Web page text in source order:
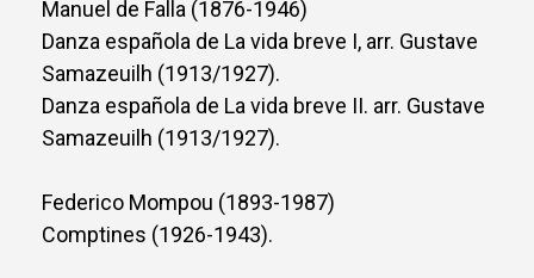
Manuel de Falla (1876-1946)
Danza española de La vida breve I, arr. Gustave
Samazeuilh (1913/1927).
Danza española de La vida breve II. arr. Gustave
Samazeuilh (1913/1927).
Federico Mompou (1893-1987)
Comptines (1926-1943).